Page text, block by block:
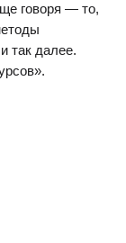
говоря — то,
так далее.